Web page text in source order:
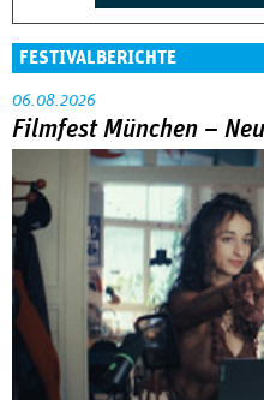
FESTIVALBERICHTE
06.08.2026
Filmfest München –